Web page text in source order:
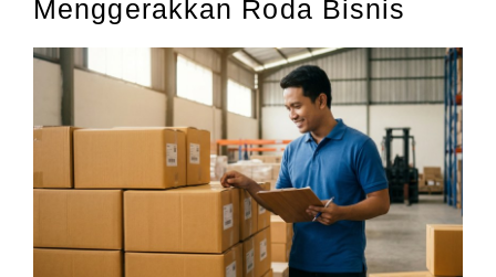
Menggerakkan Roda Bisnis